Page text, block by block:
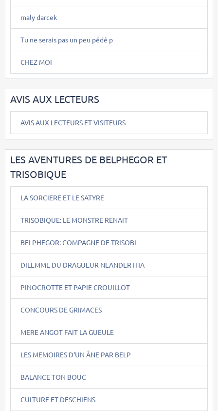
maly darcek
Tu ne serais pas un peu pédé p
CHEZ MOI
AVIS AUX LECTEURS
AVIS AUX LECTEURS ET VISITEURS
LES AVENTURES DE BELPHEGOR ET
TRISOBIQUE
LA SORCIERE ET LE SATYRE
TRISOBIQUE: LE MONSTRE RENAIT
BELPHEGOR: COMPAGNE DE TRISOBI
DILEMME DU DRAGUEUR NEANDERTHA
PINOCROTTE ET PAPIE CROUILLOT
CONCOURS DE GRIMACES
MERE ANGOT FAIT LA GUEULE
LES MEMOIRES D'UN ÂNE PAR BELP
BALANCE TON BOUC
CULTURE ET DESCHIENS